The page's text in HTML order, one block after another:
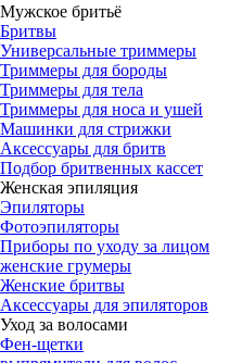
Мужское бритьё
Бритвы
Универсальные триммеры
Триммеры для бороды
Триммеры для тела
Триммеры для носа и ушей
Машинки для стрижки
Аксессуары для бритв
Подбор бритвенных кассет
Женская эпиляция
Эпиляторы
Фотоэпиляторы
Приборы по уходу за лицом
женские грумеры
Женские бритвы
Аксессуары для эпиляторов
Уход за волосами
Фен-щетки